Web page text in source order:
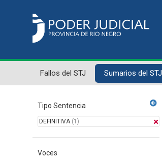
Fallos del STJ Sumarios del STJ
Tipo Sentencia
DEFINITIVA(1)
Voces